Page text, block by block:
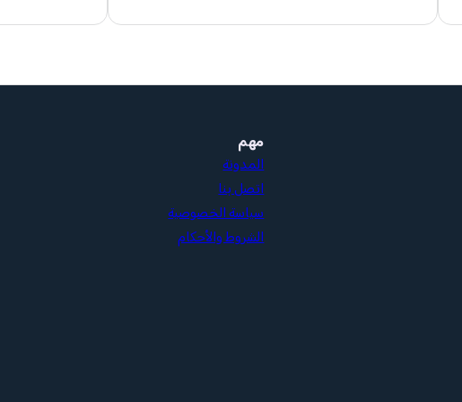
مهم
المدونة
اتصل بنا
سياسة الخصوصية
الشروط والأحكام